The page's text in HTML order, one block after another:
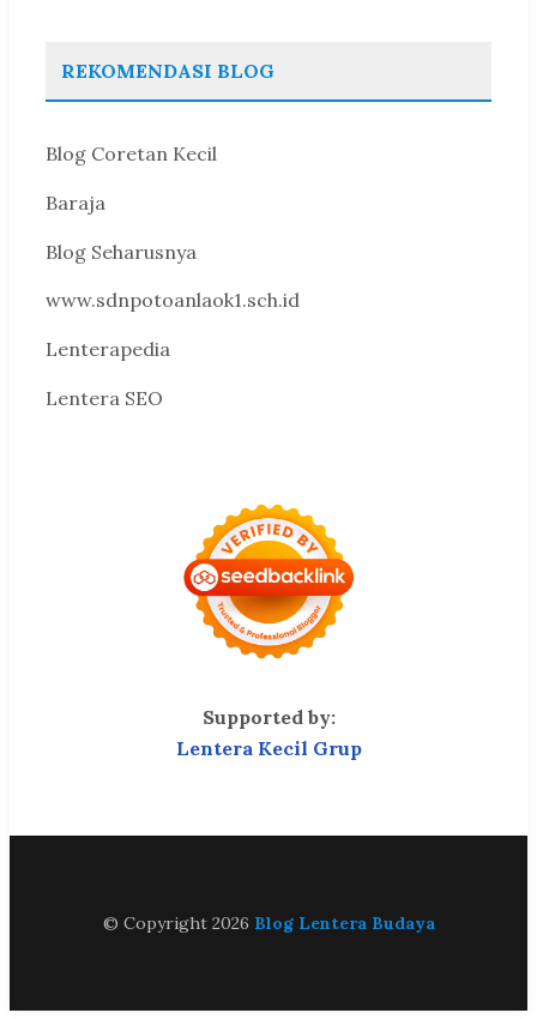
REKOMENDASI BLOG
Blog Coretan Kecil
Baraja
Blog Seharusnya
www.sdnpotoanlaok1.sch.id
Lenterapedia
Lentera SEO
Supported by:
Lentera Kecil Grup
© Copyright 2026 Blog Lentera Budaya